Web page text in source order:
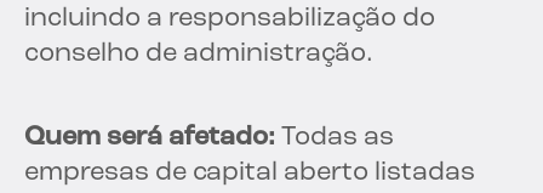
incluindo a responsabilização do
conselho de administração.
Quem será afetado: Todas as
empresas de capital aberto listadas